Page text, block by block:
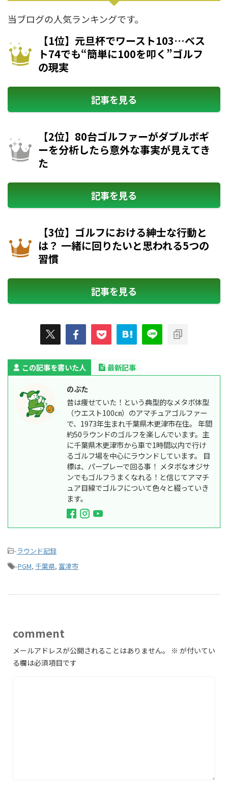
当ブログの人気ランキングです。
【1位】元旦杯でワースト103…ベス
ト74でも“簡単に100を叩く”ゴルフ
の現実
記事を見る
【2位】80台ゴルファーがダブルボギ
ーを分析したら意外な事実が見えてき
た
記事を見る
【3位】ゴルフにおける紳士な行動と
は？ 一緒に回りたいと思われる5つの
習慣
記事を見る
この記事を書いた人
最新記事
のぶた
昔は痩せていた！という典型的なメタボ体型
（ウエスト100㎝）のアマチュアゴルファー
で、1973年生まれ千葉県木更津市在住。 年間
約50ラウンドのゴルフを楽しんでいます。主
に千葉県木更津市から車で1時間以内で行け
るゴルフ場を中心にラウンドしています。 目
標は、パープレーで回る事！ メタボなオジサ
ンでもゴルフうまくなれる！と信じてアマチ
ュア目線でゴルフについて色々と綴っていき
ます。
-ラウンド記録
-PGM, 千葉県, 富津市
comment
メールアドレスが公開されることはありません。 ※ が付いてい
る欄は必須項目です